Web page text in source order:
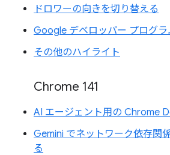
ドロワーの向きを切り替える
Google デベロッパー プログラ
その他のハイライト
Chrome 141
AI エージェント用の Chrome
Gemini でネットワーク依存関
る